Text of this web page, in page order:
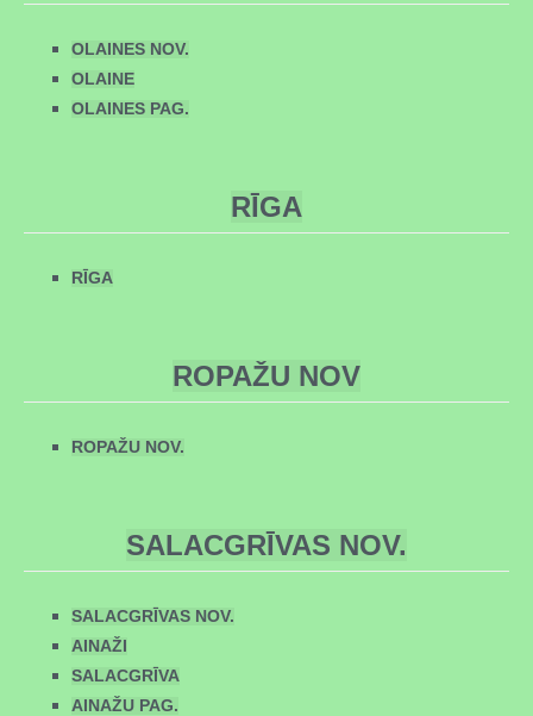
OLAINES NOV.
OLAINE
OLAINES PAG.
RĪGA
RĪGA
ROPAŽU NOV
ROPAŽU NOV.
SALACGRĪVAS NOV.
SALACGRĪVAS NOV.
AINAŽI
SALACGRĪVA
AINAŽU PAG.